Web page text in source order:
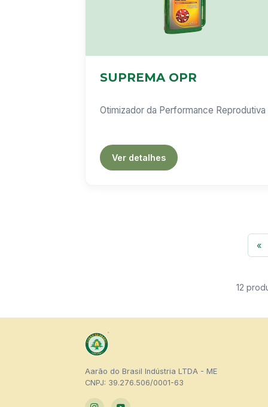
SUPREMA OPR
Otimizador da Performance Reprodutiva
Ver detalhes
«
12
Aarão do Brasil Indústria LTDA - ME
CNPJ: 39.276.506/0001-63